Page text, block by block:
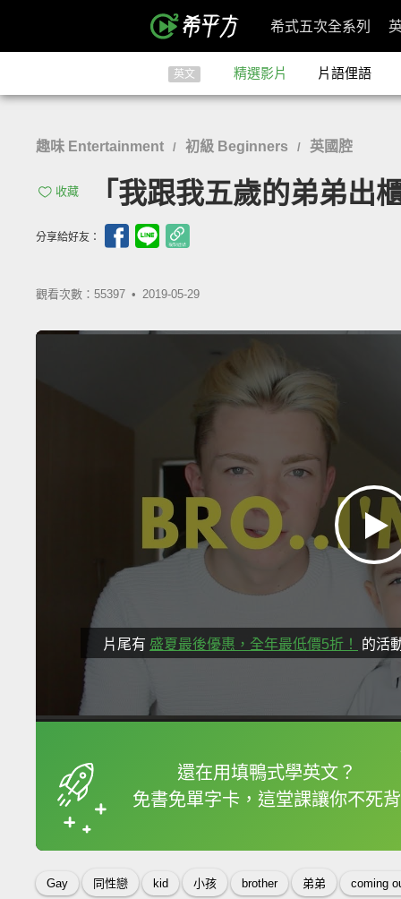
希式五次全系列
英文 精選影片 片語俚語
趣味 Entertainment / 初級 Beginners / 英國腔
收藏 「我跟我五歲的弟弟
分享給好友：
觀看次數：55397 • 2019-05-29
片尾有 盛夏最後優惠，全年最低價5折！ 的活
還在用填鴨式學英文？
免書免單字卡，這堂課讓你不死背
框選或點兩下字幕可
Gay 同性戀 kid 小孩 brother 弟弟 coming